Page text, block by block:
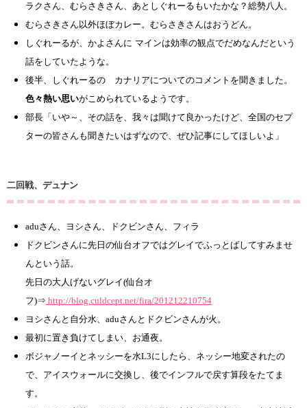
ラクさん、むらさきさん、あとしぐれーるもいたかな？総勢八人。
むらさきさん以外ほぼカレー。むらさきさんはおうどん。
しぐれーるが、かよさんに マインは効率の観点でだめなんだという
話をしていたような。
後半、しぐれーるの カナリアについてのコメントを聞きました。
色々熱い思いがこめられているようです。
部長「いや～、その話を、我々は聞けて良かったけど、全国のセプ
ターの皆さんも聞きたいはずなので、ぜひ記事にしてほしいよ」
二回戦、デュナン
aduさん、ヨシさん、ドクビンさん、フィラ
ドクビンさんに先日の仙台オフではグレイでふっとばしてすみませ
んという話。
先日の大人げないグレイ(仙台オ
フ)⇒ http://blog.culdcept.net/fira/201212210754
ヨシさんと自分水、aduさんとドクビンさんが火。
最初に置き負けてしまい、お通夜。
ボジャノーイとネッシーを水L3にしたら、ネッシー地変されたの
で、アイスウォールに交換し、後でインフルで戻す算段をたてま
す。